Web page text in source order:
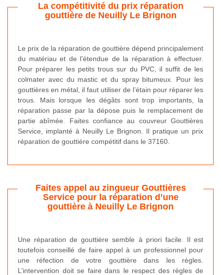
La compétitivité du prix réparation
gouttière de Neuilly Le Brignon
Le prix de la réparation de gouttière dépend principalement
du matériau et de l’étendue de la réparation à effectuer.
Pour préparer les petits trous sur du PVC, il suffit de les
colmater avec du mastic et du spray bitumeux. Pour les
gouttières en métal, il faut utiliser de l’étain pour réparer les
trous. Mais lorsque les dégâts sont trop importants, la
réparation passe par la dépose puis le remplacement de
partie abîmée. Faites confiance au couvreur Gouttières
Service, implanté à Neuilly Le Brignon. Il pratique un prix
réparation de gouttière compétitif dans le 37160.
Faites appel au zingueur Gouttières
Service pour la réparation d’une
gouttière à Neuilly Le Brignon
Une réparation de gouttière semble à priori facile. Il est
toutefois conseillé de faire appel à un professionnel pour
une réfection de votre gouttière dans les règles.
L’intervention doit se faire dans le respect des règles de